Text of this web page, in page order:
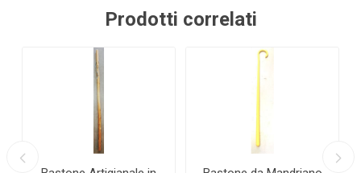
Prodotti correlati